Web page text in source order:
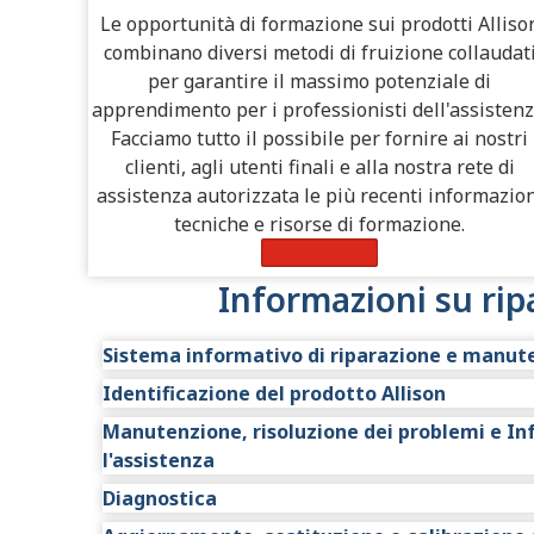
Le opportunità di formazione sui prodotti
combinano diversi metodi di fruizione collaudati
per garantire il massimo potenziale di
apprendimento per i professionisti
Facciamo tutto il possibile per fornire ai nostri
clienti, agli utenti finali e alla nostra rete di
assistenza autorizzata le più recenti
tecniche e risorse di formazione.
Informazioni su
Sistema informativo di riparazione e
Allison HUB™ offre un luogo unico di accesso
HUB è disponibile per tutti. Allo stesso
Concessionari Autorizzati Allison in tutto il
trasmissioni Allison.
Accedi o richiedi un account Allison HUB
Identificazione del prodotto Allison
Il tuo prodotto Allison può essere
I gruppi di parti e i sottogruppi si trovano nel
Manutenzione, risoluzione dei problemi e
l'assistenza
Gli intervalli di sostituzione dei fluidi e dei
Diagnostica